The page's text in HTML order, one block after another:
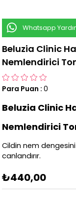
Whatsapp
Beluzia Clinic
Nemlendirici
Para Puan : 0
Beluzia Clinic
Nemlendirici
Cildin nem
canlandırır.
₺440,00